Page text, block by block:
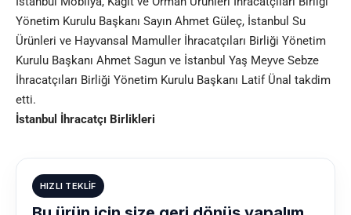
Yönetim Kurulu Başkanı Sayın Ahmet Güleç, İstanbul Su
Ürünleri ve Hayvansal Mamuller İhracatçıları Birliği Yönetim
Kurulu Başkanı Ahmet Sagun ve İstanbul Yaş Meyve Sebze
İhracatçıları Birliği Yönetim Kurulu Başkanı Latif Ünal takdim
etti.
İstanbul İhracatçı Birlikleri
HIZLI TEKLIF